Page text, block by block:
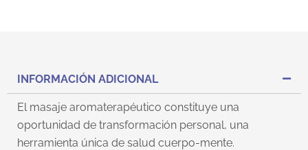
INFORMACIÓN ADICIONAL
El masaje aromaterapéutico constituye una
oportunidad de transformación personal, una
herramienta única de salud cuerpo-mente.